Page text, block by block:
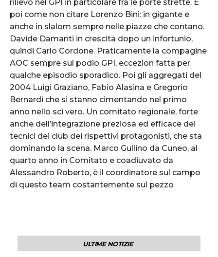
rilievo nel GPI in particolare fra le porte strette. E
poi come non citare Lorenzo Bini: in gigante e
anche in slalom sempre nelle piazze che contano.
Davide Damanti in crescita dopo un infortunio,
quindi Carlo Cordone. Praticamente la compagine
AOC sempre sul podio GPI, eccezion fatta per
qualche episodio sporadico. Poi gli aggregati del
2004 Luigi Graziano, Fabio Alasina e Gregorio
Bernardi che si stanno cimentando nel primo
anno nello sci vero. Un comitato regionale, forte
anche dell’integrazione preziosa ed efficace dei
tecnici dei club dei rispettivi protagonisti, che sta
dominando la scena. Marco Gullino da Cuneo, al
quarto anno in Comitato e coadiuvato da
Alessandro Roberto, è il coordinatore sul campo
di questo team costantemente sul pezzo
ULTIME NOTIZIE